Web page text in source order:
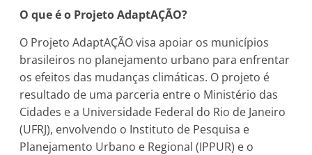
O que é o Projeto AdaptAÇÃO?
O Projeto AdaptAÇÃO visa apoiar os municípios
brasileiros no planejamento urbano para enfrentar
os efeitos das mudanças climáticas. O projeto é
resultado de uma parceria entre o Ministério das
Cidades e a Universidade Federal do Rio de Janeiro
(UFRJ), envolvendo o Instituto de Pesquisa e
Planejamento Urbano e Regional (IPPUR) e o